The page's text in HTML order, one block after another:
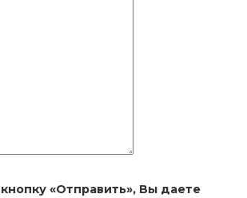
«Отправить», Вы даете